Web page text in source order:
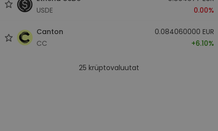
USDE
0.00%
Canton
CC
0.084060000 EUR
+6.10%
25 krüptovaluutat